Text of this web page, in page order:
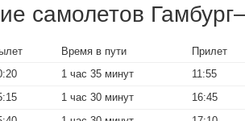
самолетов
Время в пути
Прилет
1 час 35 минут
11:55
1 час 30 минут
16:45